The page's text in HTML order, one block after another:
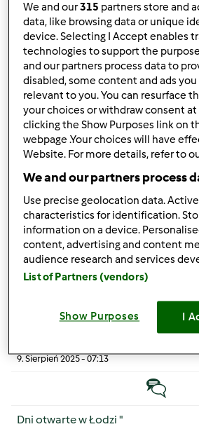
30. Wrzesień 2025 - 10:30
bycatr
30. Wrzesień 2025 - 12:03
Projektant przy urządzaniu
byzdrowitka»20. Sierpień 2025 - 08:10
bycatr
20. Sierpień 2025 - 09:03
Temat
POMYSŁ NA ŚWIĄTECZNĄ CHOINKĘ
9. Sierpień 2025 - 07:13
Temat
Dni otwarte w Łodzi "
We and our315 partners store and
data, like browsing data or unique
device. Selecting I Accept enables
technologies to support the
and our partners process data to
disabled, some content and ads you
relevant to you. You can resurface
your choices or withdraw consent
clicking the Show Purposes link on
webpage .Your choices will have
Website. For more details, refer to
We and our partners process
Use precise geolocation data.
characteristics for identification.
information on a device.
content, advertising and content
audience research and services
List of Partners (vendors)
Show Purposes I